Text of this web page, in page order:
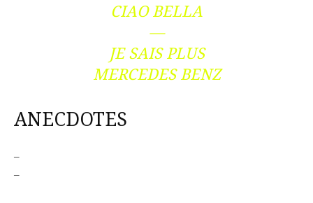
CIAO BELLA
—
JE SAIS PLUS
MERCEDES BENZ
ANECDOTES
–
–